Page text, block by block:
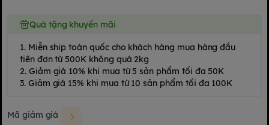
Quà tặng khuyến mãi
1. Miễn ship toàn quốc cho khách hàng mua hàng đầu
tiên đơn từ 500K không quá 2kg
2. Giảm giá 10% khi mua từ 5 sản phẩm tối đa 50K
3. Giảm giá 15% khi mua từ 10 sản phẩm tối đa 100K
Mã giảm giá